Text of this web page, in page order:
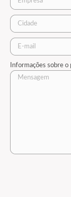
Informações sobre